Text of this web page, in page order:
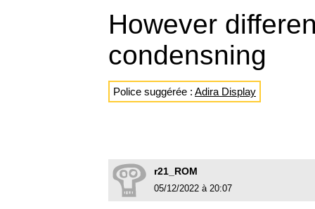
However
condensning
Police suggérée : Adira Display
r21_ROM
05/12/2022 à 20:07